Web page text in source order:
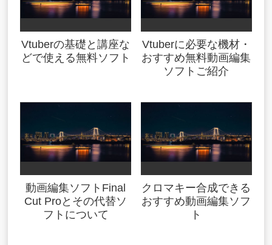
Vtuberの基礎と講座な
どで使える無料ソフト
Vtuberに必要な機材・
おすすめ無料動画編集
ソフトご紹介
動画編集ソフトFinal
Cut Proとその代替ソ
フトについて
クロマキー合成できる
おすすめ動画編集ソフ
ト